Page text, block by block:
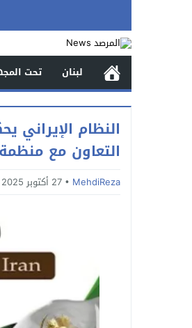
لبنان تحت
النظام
التعاون مع
MehdiReza 27 أكتوبر 2025